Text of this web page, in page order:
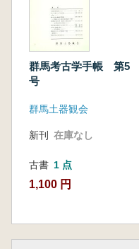
群馬考古学手帳 第5
号
群馬土器観会
新刊 在庫なし
古書 1 点
1,100 円